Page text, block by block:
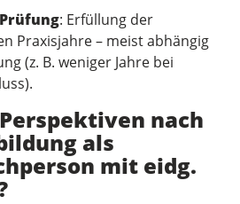
: Erfüllung der
Praxisjahre – meist abhängig
(z. B. weniger Jahre bei
nach
als
mit eidg.